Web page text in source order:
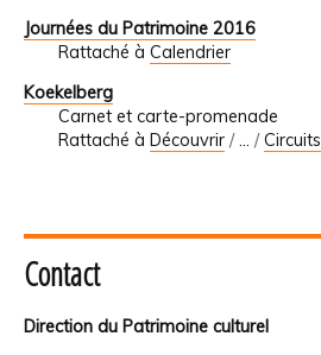
Journées du Patrimoine 2016
Rattaché à Calendrier
Koekelberg
Carnet et carte-promenade
Rattaché à Découvrir /… /Circuits
Contact
Direction du Patrimoine culturel